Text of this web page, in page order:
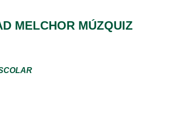
MELCHOR MÚZQUIZ